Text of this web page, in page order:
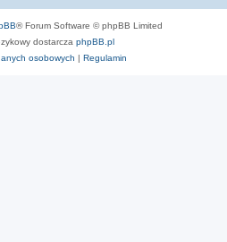
® Forum Software © phpBB Limited
dostarcza phpBB.pl
osobowych | Regulamin